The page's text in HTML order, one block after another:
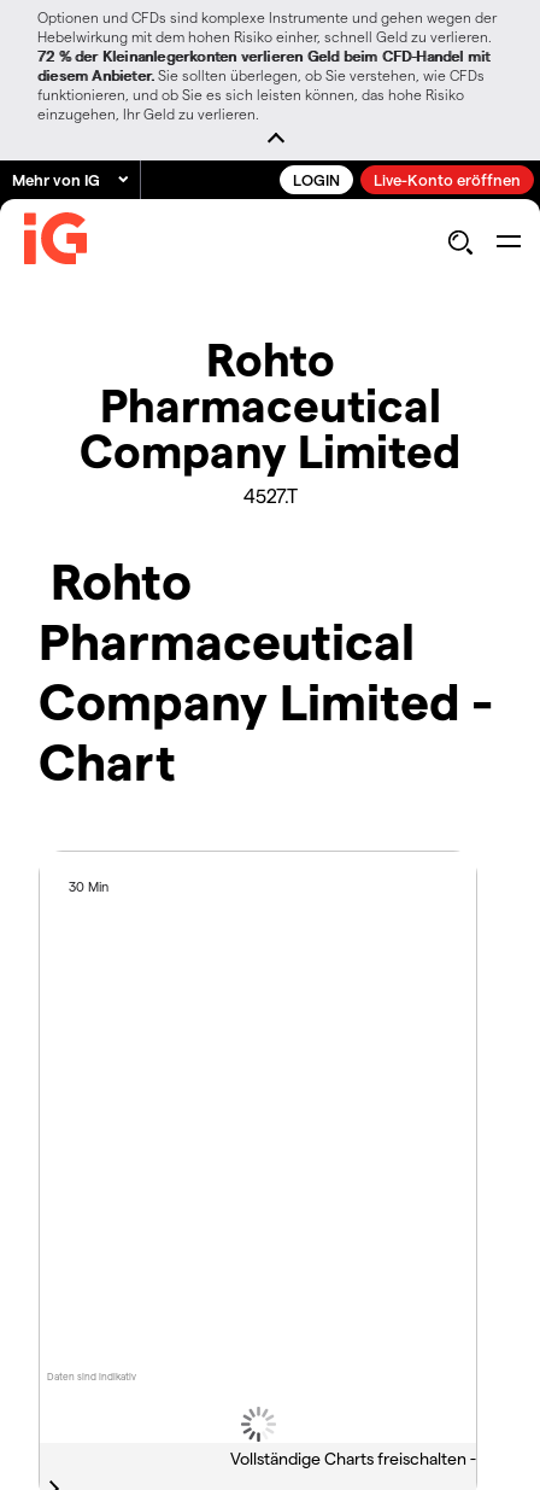
Optionen und CFDs sind komplexe Instrumente und gehen wegen der
Hebelwirkung mit dem hohen Risiko einher, schnell Geld zu verlieren.
72 % der Kleinanlegerkonten verlieren Geld beim CFD-Handel mit
diesem Anbieter. Sie sollten überlegen, ob Sie verstehen, wie CFDs
funktionieren, und ob Sie es sich leisten können, das hohe Risiko
einzugehen, Ihr Geld zu verlieren.
Mehr von IG LOGIN Live-Konto eröffnen
Rohto
Pharmaceutical
Company Limited
4527.T
Rohto
Pharmaceutical
Company Limited -
Chart
Daten sind indikativ
30 Min
Vollständige Charts freischalten -